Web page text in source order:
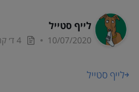
לייף סטייל
10/07/2020 4 ד׳ קריאה
לייף סטייל